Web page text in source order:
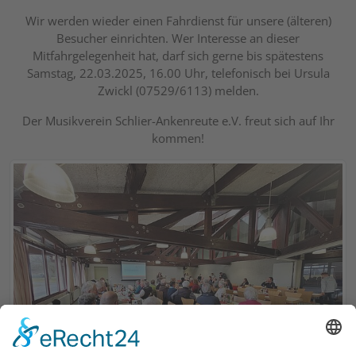
Wir werden wieder einen Fahrdienst für unsere (älteren)
Besucher einrichten. Wer Interesse an dieser
Mitfahrgelegenheit hat, darf sich gerne bis spätestens
Samstag, 22.03.2025, 16.00 Uhr, telefonisch bei Ursula
Zwickl (07529/6113) melden.
Der Musikverein Schlier-Ankenreute e.V. freut sich auf Ihr
kommen!